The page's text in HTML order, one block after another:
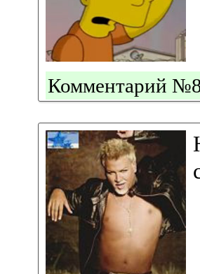
Комментарий